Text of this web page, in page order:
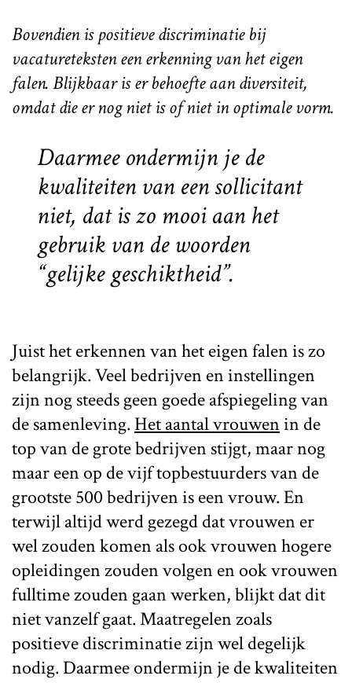
Bovendien is positieve discriminatie bij
vacatureteksten een erkenning van het eigen
falen. Blijkbaar is er behoefte aan diversiteit,
omdat die er nog niet is of niet in optimale vorm.
Daarmee ondermijn je de
kwaliteiten van een sollicitant
niet, dat is zo mooi aan het
gebruik van de woorden
“gelijke geschiktheid”.
Juist het erkennen van het eigen falen is zo
belangrijk. Veel bedrijven en instellingen
zijn nog steeds geen goede afspiegeling van
de samenleving. Het aantal vrouwenin de
top van de grote bedrijven stijgt, maar nog
maar een op de vijf topbestuurders van de
grootste 500 bedrijven is een vrouw. En
terwijl altijd werd gezegd dat vrouwen er
wel zouden komen als ook vrouwen hogere
opleidingen zouden volgen en ook vrouwen
fulltime zouden gaan werken, blijkt dat dit
niet vanzelf gaat. Maatregelen zoals
positieve discriminatie zijn wel degelijk
nodig. Daarmee ondermijn je de kwaliteiten